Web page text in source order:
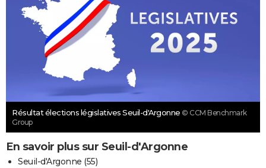
Résultat élections législatives Seuil-d'Argonne © CCM Benchmark
Group
En savoir plus sur Seuil-d'Argonne
Seuil-d'Argonne (55)